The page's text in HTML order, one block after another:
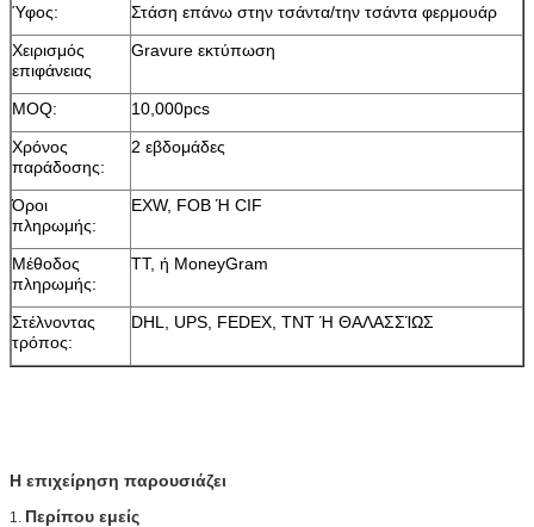
Ύφος:
Στάση επάνω στην τσάντα/την τσάντα φερμουάρ
Χειρισμός
επιφάνειας
Gravure εκτύπωση
MOQ:
10,000pcs
Χρόνος
παράδοσης:
2 εβδομάδες
Όροι
πληρωμής:
EXW, FOB Ή CIF
Μέθοδος
πληρωμής:
TT, ή MoneyGram
Στέλνοντας
τρόπος:
DHL, UPS, FEDEX, TNT Ή ΘΑΛΑΣΣΊΩΣ
Η επιχείρηση παρουσιάζει
1. Περίπου εμείς